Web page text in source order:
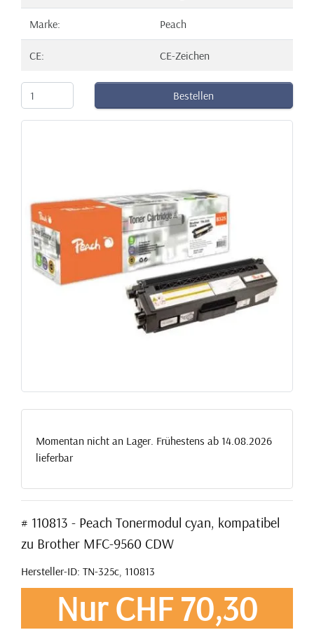
Marke: Peach
CE: CE-Zeichen
Bestellen
Momentan nicht an Lager. Frühestens ab 14.08.2026
lieferbar
# 110813 - Peach Tonermodul cyan, kompatibel
zu Brother MFC-9560 CDW
Hersteller-ID: TN-325c, 110813
Nur CHF 70,30